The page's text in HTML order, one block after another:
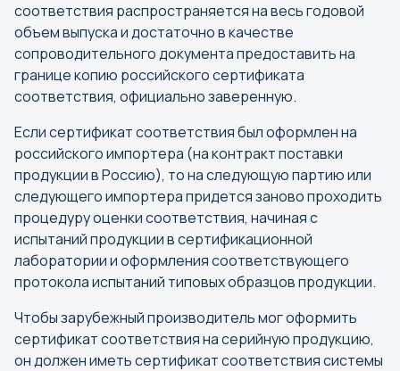
соответствия распространяется на весь годовой
объем выпуска и достаточно в качестве
сопроводительного документа предоставить на
границе копию российского сертификата
соответствия, официально заверенную.
Если сертификат соответствия был оформлен на
российского импортера (на контракт поставки
продукции в Россию), то на следующую партию или
следующего импортера придется заново проходить
процедуру оценки соответствия, начиная с
испытаний продукции в сертификационной
лаборатории и оформления соответствующего
протокола испытаний типовых образцов продукции.
Чтобы зарубежный производитель мог оформить
сертификат соответствия на серийную продукцию,
он должен иметь сертификат соответствия системы